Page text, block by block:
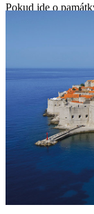
Pokud jde o
oživují historii.
UNESCO,
nebo vystoupejte
zachycují